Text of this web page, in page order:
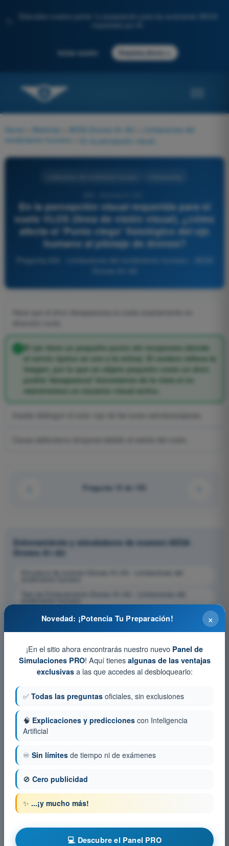
Descubre nuestro portal: tu preparación para los exámenes AESA
Iniciar sesión Empieza ahora
Home Materias AESA Drones A1-A3
Limitaciones del
rendimiento humano
En la percepción visual requerida para el
vuelo VLOS (línea de visión visual), ¿cómo
afecta el 'Punto ciego' fisiológico del ojo
humano al pilotaje de drones?
El ojo tiene un pequeño punto sin receptores (donde
el nervio óptico se une a la retina). El cerebro rellena la
imagen, por lo que un objeto pequeño como un dron
podría 'desaparecer' brevemente de la vista si no
mantenemos un escaneo visual activo.
Pregunta 15 de 133
Entrenamiento y simuladores de examen AESA
Drones A1-A3
Simulacro de examen Drones A1-A3 - Limitaciones del
Test de Entrenamiento Drones A1-A3 - Limitaciones del
Examen en PDF Drones A1-A3 - Limitaciones del rendimiento
humano ×
Novedad: ¡Potencia Tu Preparación!
¡En el sitio ahora encontrarás nuestro nuevo Panel de
Simulaciones PRO! Aquí tienes algunas de las ventajas
exclusivasa las que accedes al desbloquearlo:
✅ Todas las preguntas oficiales, sin exclusiones
🧠 Explicaciones y predicciones con Inteligencia
Artificial
♾️ Sin límites de tiempo ni de exámenes
🚫 Cero publicidad
✨ ...¡y mucho más!
💻 Descubre el Panel PRO